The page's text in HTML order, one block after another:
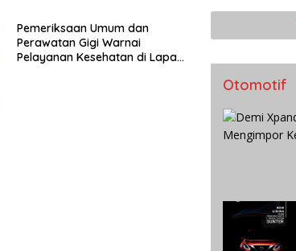
Pemeriksaan Umum dan
Perawatan Gigi Warnai
Pelayanan Kesehatan di Lapas
Otomotif